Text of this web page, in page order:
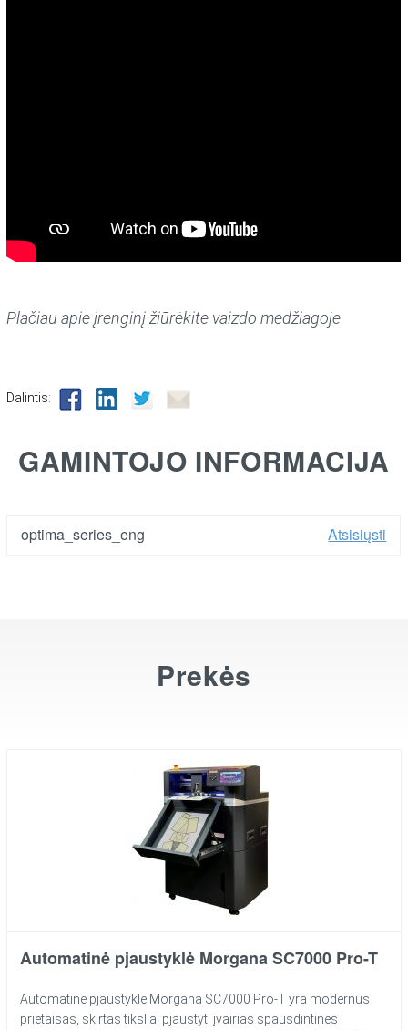
Plačiau apie įrenginį žiūrėkite vaizdo medžiagoje
Dalintis:
GAMINTOJO INFORMACIJA
optima_series_eng Atsisiųsti
Prekės
Automatinė pjaustyklė Morgana SC7000 Pro-T
Automatinė pjaustyklė Morgana SC7000 Pro-T yra modernus
prietaisas, skirtas tiksliai pjaustyti įvairias spausdintines